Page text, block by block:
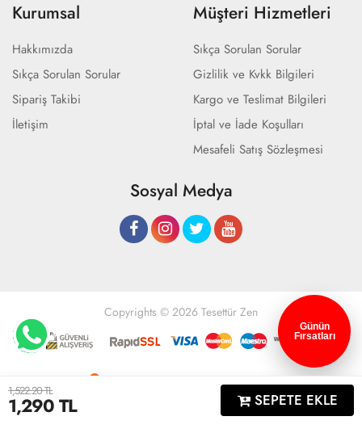
1,522.20 TL
1,290TL SEPETE EKLE
Kurumsal
Hakkımızda
Sıkça Sorulan Sorular
Sipariş Takibi
İletişim
Müşteri Hizmetleri
Sıkça Sorulan Sorular
Gizlilik ve Kvkk Bilgileri
Kargo ve Teslimat Bilgileri
İptal ve İade Koşulları
Mesafeli Satış Sözleşmesi
Sosyal Medya
Copyrights © 2026 Tesettür Zen
Anasayfa Sipariş Takibi İletişim
Günün
Fırsatları